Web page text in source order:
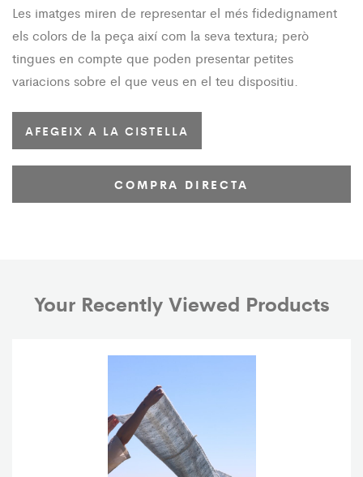
Les imatges miren de representar el més fidedignament
els colors de la peça així com la seva textura; però
tingues en compte que poden presentar petites
variacions sobre el que veus en el teu dispositiu.
AFEGEIX A LA CISTELLA
COMPRA DIRECTA
Your Recently Viewed Products